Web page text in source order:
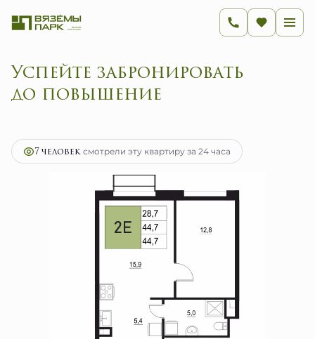
Успейте забронировать д
2-комнатная44.7 м2
7 152 000 руб.
Ипотекаот 28 546 руб.